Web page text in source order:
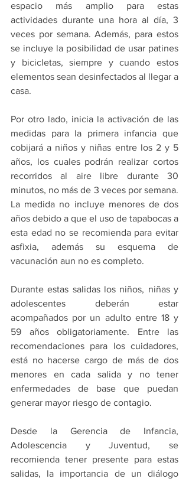
espacio más amplio para estas
actividades durante una hora al día, 3
veces por semana. Además, para estos
se incluye la posibilidad de usar patines
y bicicletas, siempre y cuando estos
elementos sean desinfectados al llegar a
casa.
Por otro lado, inicia la activación de las
medidas para la primera infancia que
cobijará a niños y niñas entre los 2 y 5
años, los cuales podrán realizar cortos
recorridos al aire libre durante 30
minutos, no más de 3 veces por semana.
La medida no incluye menores de dos
años debido a que el uso de tapabocas a
esta edad no se recomienda para evitar
asfixia, además su esquema de
vacunación aun no es completo.
Durante estas salidas los niños, niñas y
adolescentes deberán estar
acompañados por un adulto entre 18 y
59 años obligatoriamente. Entre las
recomendaciones para los cuidadores,
está no hacerse cargo de más de dos
menores en cada salida y no tener
enfermedades de base que puedan
generar mayor riesgo de contagio.
Desde la Gerencia de Infancia,
Adolescencia y Juventud, se
recomienda tener presente para estas
salidas, la importancia de un diálogo